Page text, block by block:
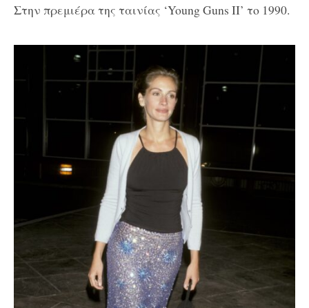
Στην πρεμιέρα της ταινίας ‘Young Guns II’ το 1990.